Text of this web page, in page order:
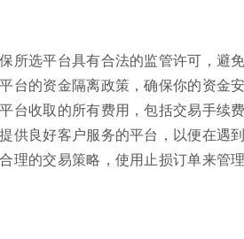
所选平台具有合法的监管许可，避免
台的资金隔离政策，确保你的资金安
台收取的所有费用，包括交易手续费
供良好客户服务的平台，以便在遇
理的交易策略，使用止损订单来管理